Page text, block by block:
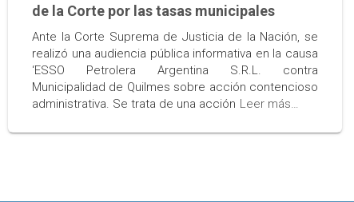
de la Corte por las tasas municipales
Ante la Corte Suprema de Justicia de la Nación, se
realizó una audiencia pública informativa en la causa
‘ESSO Petrolera Argentina S.R.L. contra
Municipalidad de Quilmes sobre acción contencioso
administrativa. Se trata de una acción Leer más…